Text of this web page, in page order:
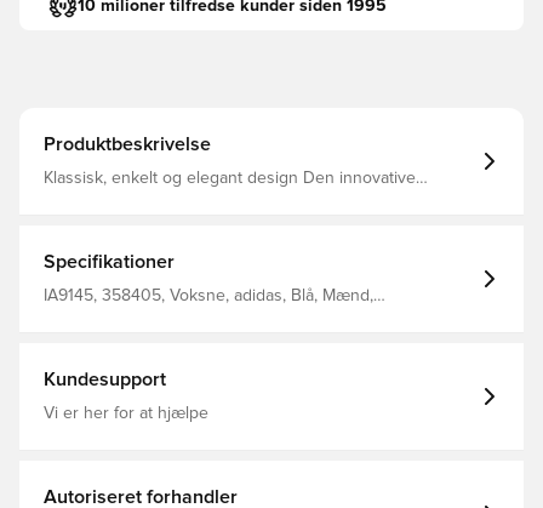
10 milioner tilfredse kunder siden 1995
Produktbeskrivelse
Klassisk, enkelt og elegant design Den innovative
genanvendt polyester interlock
Specifikationer
IA9145, 358405, Voksne, adidas, Blå, Mænd,
Kundesupport
Vi er her for at hjælpe
Autoriseret forhandler